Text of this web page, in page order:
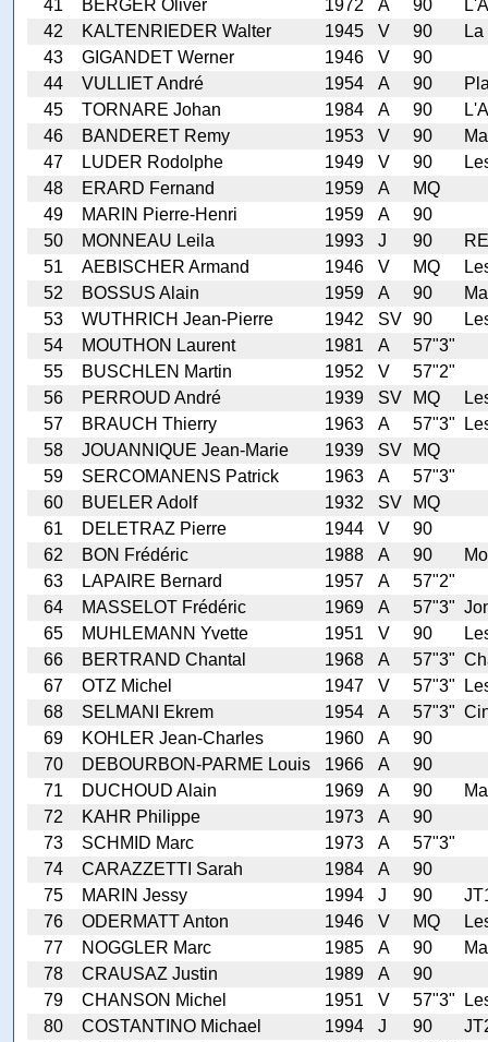
41 BERGER Oliver 1972 A 90
42
KALTENRIEDER Walter 1945 V 90
43
GIGANDET Werner 1946 V
90
44
VULLIET André 1954 A 90
45
TORNARE Johan 1984 A 90
46
BANDERET Remy 1953 V 90
47
LUDER Rodolphe 1949 V 90
48
ERARD Fernand 1959 A
MQ
49
MARIN Pierre-Henri 1959 A
90
50
MONNEAU Leila 1993 J 90
51
AEBISCHER Armand 1946 V MQ
52
BOSSUS Alain 1959 A 90
53
WUTHRICH Jean-Pierre 1942 SV 90
54
MOUTHON Laurent 1981 A
57"3"
55
BUSCHLEN Martin 1952 V
57"2"
56
PERROUD André 1939 SV MQ
57
BRAUCH Thierry 1963 A 57"3"
58
JOUANNIQUE Jean-Marie 1939 SV
MQ
59
SERCOMANENS Patrick 1963 A
57"3"
60
BUELER Adolf 1932 SV
MQ
61
DELETRAZ Pierre 1944 V
90
62
BON Frédéric 1988 A 90
63
LAPAIRE Bernard 1957 A
57"2"
64
MASSELOT Frédéric 1969 A 57"3"
65
MUHLEMANN Yvette 1951 V 90
66
BERTRAND Chantal 1968 A 57"3"
67
OTZ Michel 1947 V 57"3"
68
SELMANI Ekrem 1954 A 57"3"
69
KOHLER Jean-Charles 1960 A
90
70
DEBOURBON-PARME Louis 1966 A
90
71
DUCHOUD Alain 1969 A 90
72
KAHR Philippe 1973 A
90
73
SCHMID Marc 1973 A
57"3"
74
CARAZZETTI Sarah 1984 A
90
75
MARIN Jessy 1994 J 90
76
ODERMATT Anton 1946 V MQ
77
NOGGLER Marc 1985 A 90
78
CRAUSAZ Justin 1989 A
90
79
CHANSON Michel 1951 V 57"3"
80
COSTANTINO Michael 1994 J 90